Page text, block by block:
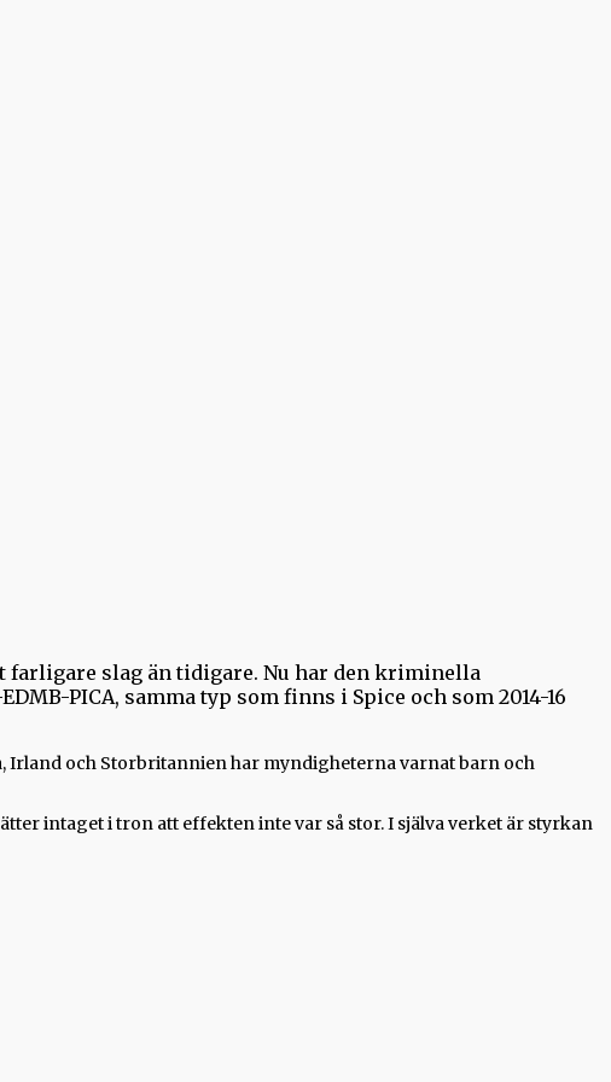
farligare slag än tidigare. Nu har den kriminella
PICA, samma typ som finns i Spice och som 2014-16
Irland och Storbritannien har myndigheterna varnat barn och
intaget i tron att effekten inte var så stor. I själva verket är styrkan